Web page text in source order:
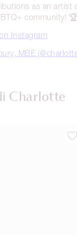
as an artist
community!
Instagram
MBE
Charlotte
Articolo 3 di 14